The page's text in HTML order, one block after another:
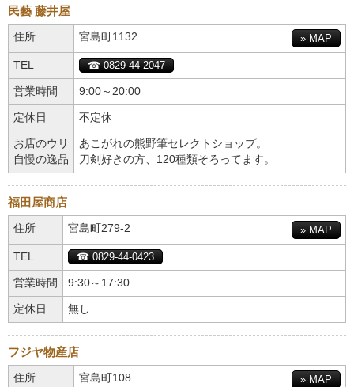
民藝 藤井屋
住所 » MAP
宮島町1132
TEL ☎ 0829-44-2047
営業時間 9:00～20:00
定休日 不定休
お店のウリ
自慢の逸品
あこがれの熊野筆セレクトショップ。
刀剣好きの方、120種類そろってます。
福田屋商店
住所 » MAP
宮島町279-2
TEL ☎ 0829-44-0423
営業時間 9:30～17:30
定休日 無し
フジヤ物産店
住所 » MAP
宮島町108